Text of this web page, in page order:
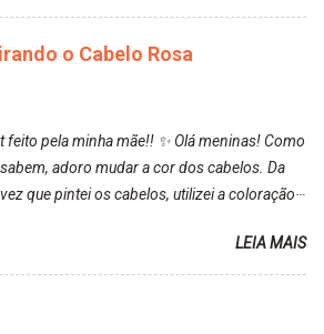
ficou roxo com mechinhas azul, rosa e meio
FICOU LINDOOOOO!!! Cabelo antes: Cabelo
Bom, sobre a tinta, eu achei ela muito liquida,
manchado. Meu banheiro inteiro ficou
mão, meu corpo todo, porém, ela tem
muito boa (Deu para perceber kkk) Sem
o Cabelo Rosa
feito pela minha mãe!! ✨ Olá meninas! Como
adoro mudar a cor dos cabelos. Da
que pintei os cabelos, utilizei a coloração
que meu cabelo estava platinado. O tom
rosa antigo, cobriu muito bem e não
LEIA MAIS